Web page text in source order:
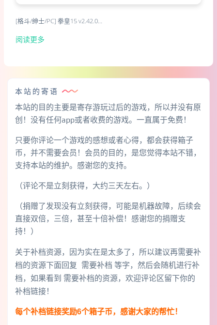
[格斗/绅士/PC] 拳皇15 v2.42.0…
阅读更多
本站的寄语
本站的目的主要是寄存游玩过后的游戏，所以并没有原
创！没有任何app或者收费的游戏。一直属于免费！
只要你评论一个游戏的感想或者心得，都会获得箱子
币，并不需要会员！会员的目的，是您觉得本站不错，
支持本站的维护。感谢您的支持。
（评论不是立刻获得，大约三天左右。）
（捐赠了发现没有立刻获得，可能是机器故障，后续会
直接双倍，三倍，甚至十倍补偿！感谢您的捐赠支
持！）
关于补档资源，因为实在是太多了，所以建议再需要补
档的资源下面回复 需要补档 等字，然后会随机进行补
档，如果看到 需要补档的资源，欢迎评论区留下你的
补档链接！
每个补档链接奖励6个箱子币，感谢大家的帮忙！